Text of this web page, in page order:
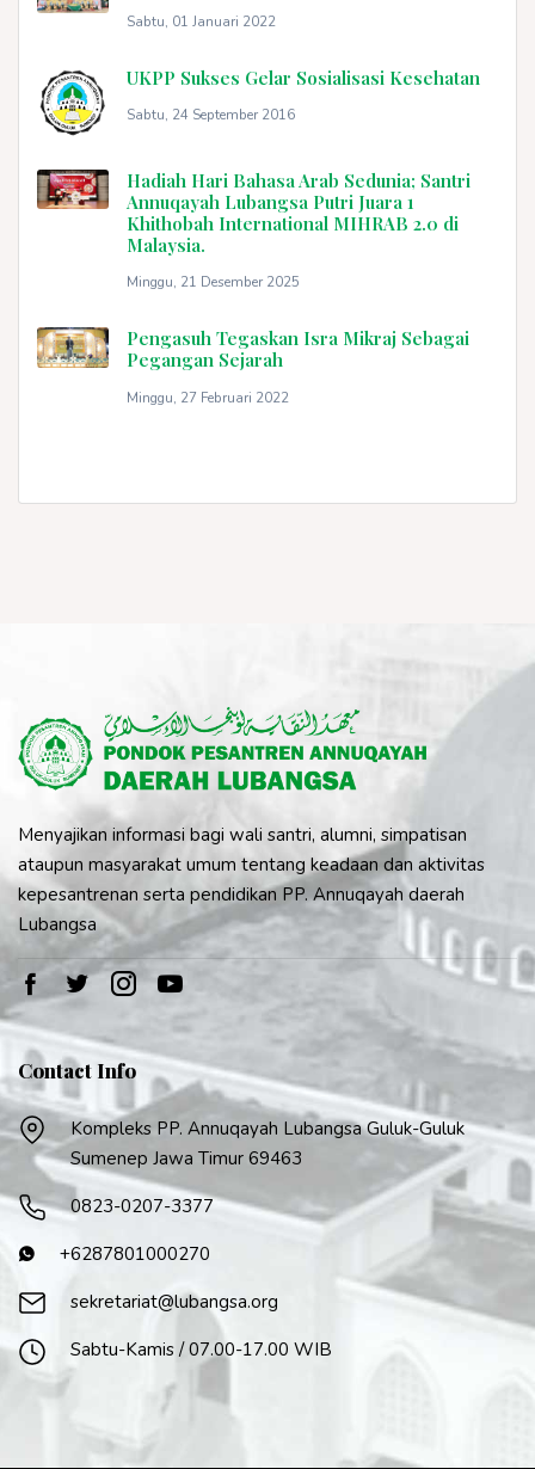
Sabtu, 01 Januari 2022
UKPP Sukses Gelar Sosialisasi Kesehatan
Sabtu, 24 September 2016
Hadiah Hari Bahasa Arab Sedunia; Santri
Annuqayah Lubangsa Putri Juara 1
Khithobah International MIHRAB 2.0 di
Malaysia.
Minggu, 21 Desember 2025
Pengasuh Tegaskan Isra Mikraj Sebagai
Pegangan Sejarah
Minggu, 27 Februari 2022
Menyajikan informasi bagi wali santri, alumni, simpatisan
ataupun masyarakat umum tentang keadaan dan aktivitas
kepesantrenan serta pendidikan PP. Annuqayah daerah
Lubangsa
Contact Info
Kompleks PP. Annuqayah Lubangsa Guluk-Guluk
Sumenep Jawa Timur 69463
0823-0207-3377
+6287801000270
sekretariat@lubangsa.org
Sabtu-Kamis / 07.00-17.00 WIB